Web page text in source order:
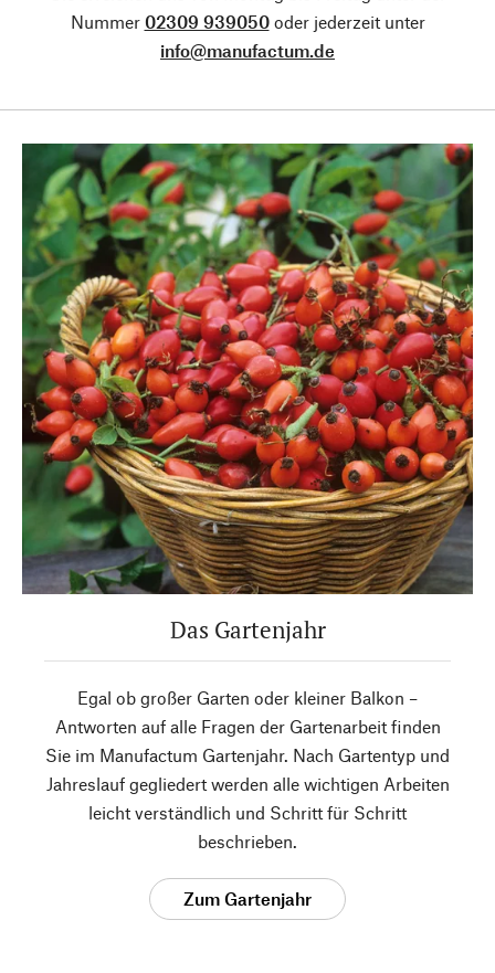
Nummer 02309 939050oder jederzeit unter
info@manufactum.de
Das Gartenjahr
Egal ob großer Garten oder kleiner Balkon –
Antworten auf alle Fragen der Gartenarbeit finden
Sie im Manufactum Gartenjahr. Nach Gartentyp und
Jahreslauf gegliedert werden alle wichtigen Arbeiten
leicht verständlich und Schritt für Schritt
beschrieben.
Zum Gartenjahr